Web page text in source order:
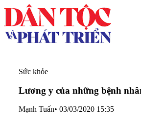
Sức khỏe
Lương y của những bệnh
Mạnh Tuấn• 03/03/2020 15:35